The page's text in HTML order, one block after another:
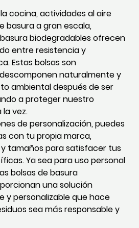
cocina, actividades al aire
basura a gran escala,
biodegradables ofrecen
entre resistencia y
Estas bolsas son
naturalmente y
ambiental después de ser
a proteger nuestro
vez.
de personalización, puedes
con tu propia marca,
tamaños para satisfacer tus
Ya sea para uso personal
bolsas de basura
una solución
y personalizable que hace
sea más responsable y